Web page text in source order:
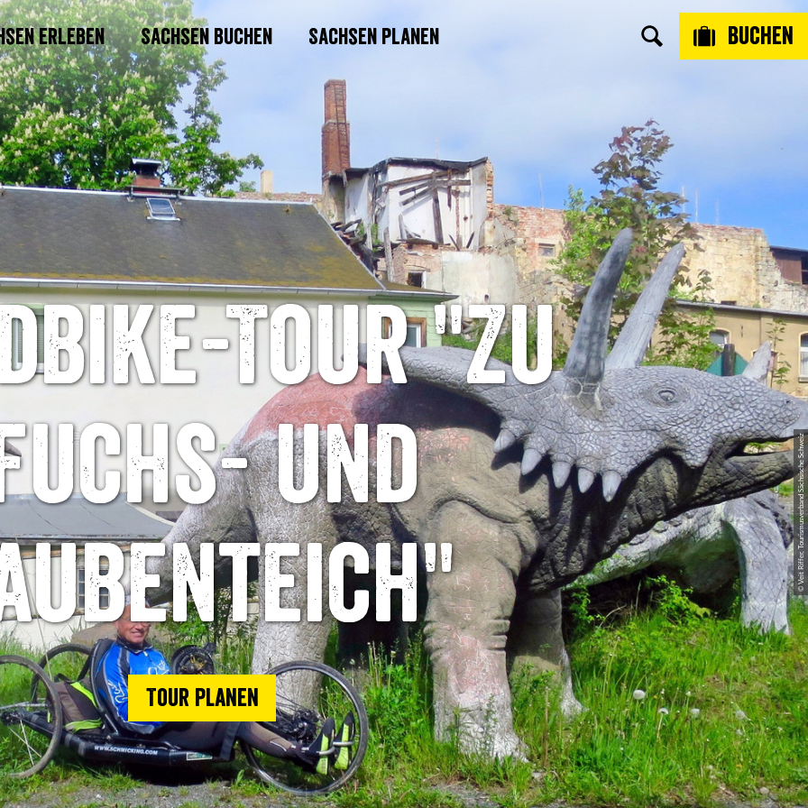
erleben Sachsen buchen Sachsen planen Buchen
© Veit Riffer, Tourismusverband Sächsische Schweiz
Tour "Zu
und
Tour planen